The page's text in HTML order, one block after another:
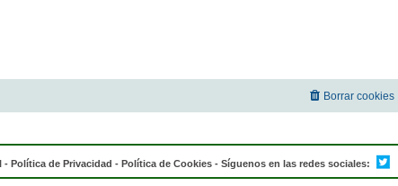
Borrar cookies
- Política de Privacidad - Política de Cookies - Síguenos en las redes sociales: